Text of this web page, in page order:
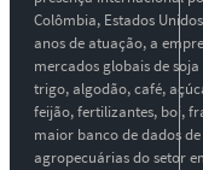
Colômbia, Estados
anos de atuação, a
mercados globais de
trigo, algodão, café,
feijão, fertilizantes, boi,
maior banco de dados
agropecuárias do setor